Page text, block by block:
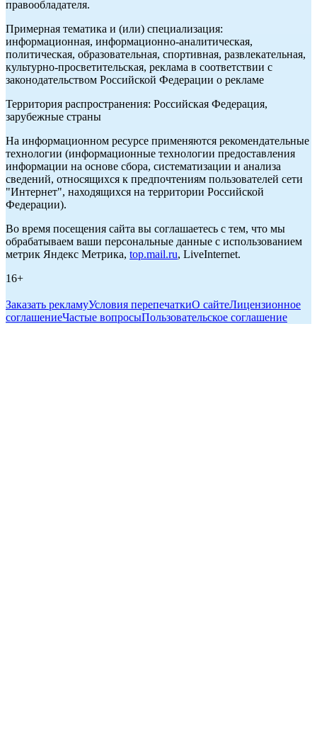
правообладателя.
Примерная тематика и (или) специализация:
информационная, информационно-аналитическая,
политическая, образовательная, спортивная, развлекательная,
культурно-просветительская, реклама в соответствии с
законодательством Российской Федерации о рекламе
Территория распространения: Российская Федерация,
зарубежные страны
На информационном ресурсе применяются рекомендательные
технологии (информационные технологии предоставления
информации на основе сбора, систематизации и анализа
сведений, относящихся к предпочтениям пользователей сети
"Интернет", находящихся на территории Российской
Федерации).
Во время посещения сайта вы соглашаетесь с тем, что мы
обрабатываем ваши персональные данные с использованием
метрик Яндекс Метрика, top.mail.ru, LiveInternet.
16+
Заказать рекламуУсловия перепечаткиО сайтеЛицензионное
соглашениеЧастые вопросыПользовательское соглашение